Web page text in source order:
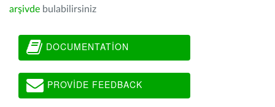
arşivde bulabilirsiniz
DOCUMENTATION
PROVIDE FEEDBACK